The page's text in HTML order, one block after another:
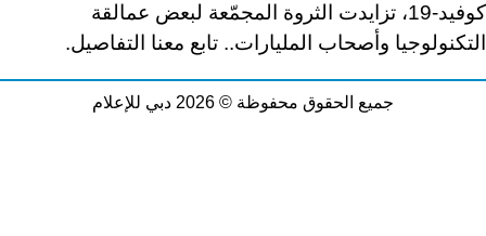
كوفيد-19، تزايدت الثروة المجمّعة لبعض عمالقة
التكنولوجيا وأصحاب المليارات.. تابع معنا التفاصيل.
جميع الحقوق محفوظة © 2026 دبي للإعلام